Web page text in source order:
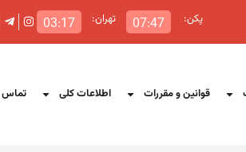
پکن: 07:47 تهران: 03:17
قوانین و مقررات اطلاعات کلی تماس